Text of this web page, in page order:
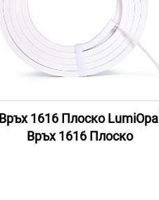
Връх 1616 Плоско LumiOpal
Връх 1616 Плоско